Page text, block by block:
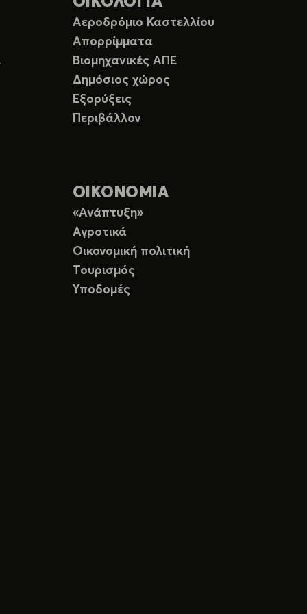
Αεροδρόμιο Καστελλίου
Απορρίμματα
Βιομηχανικές ΑΠΕ
Δημόσιος χώρος
Εξορύξεις
Περιβάλλον
ΟΙΚΟΝΟΜΙΑ
«Ανάπτυξη»
Αγροτικά
Οικονομική πολιτική
Τουρισμός
Υποδομές